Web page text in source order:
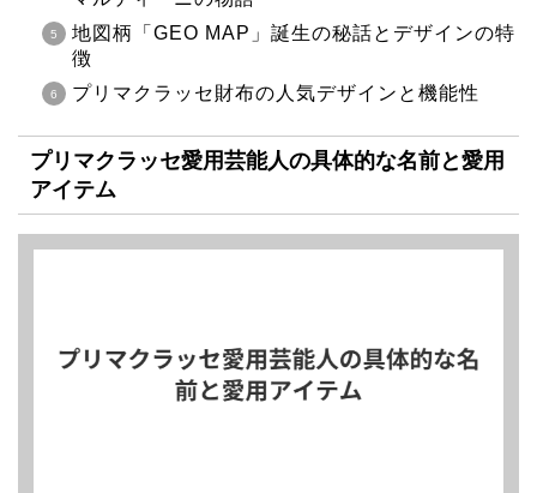
地図柄「GEO MAP」誕生の秘話とデザインの特
徴
プリマクラッセ財布の人気デザインと機能性
プリマクラッセ愛用芸能人の具体的な名前と愛用
アイテム